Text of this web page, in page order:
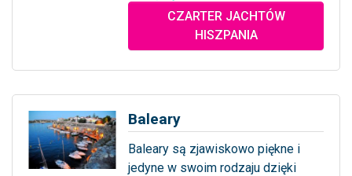
CZARTER JACHTÓW
HISZPANIA
Baleary
Baleary są zjawiskowo piękne i
jedyne w swoim rodzaju dzięki